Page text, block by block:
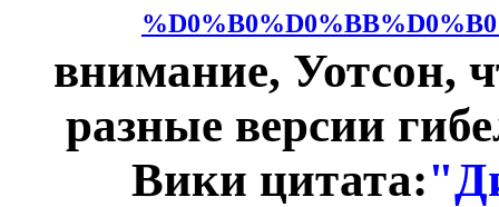
внимание, Уотсон,
разные версии
Вики цитата: